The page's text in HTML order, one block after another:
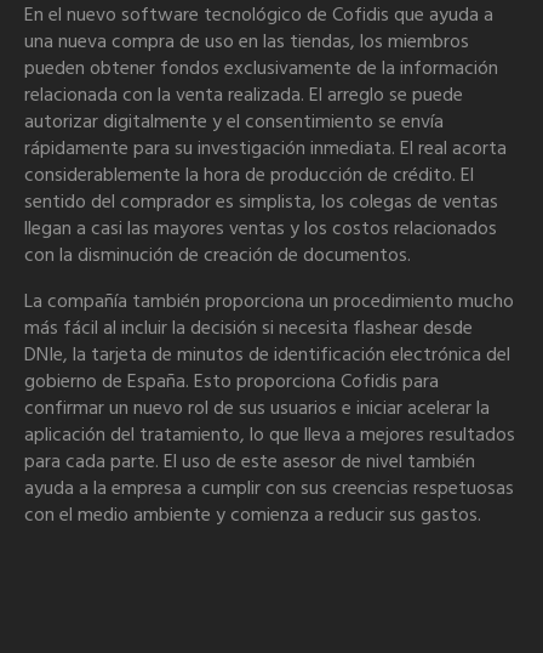
En el nuevo software tecnológico de Cofidis que ayuda a
una nueva compra de uso en las tiendas, los miembros
pueden obtener fondos exclusivamente de la información
relacionada con la venta realizada. El arreglo se puede
autorizar digitalmente y el consentimiento se envía
rápidamente para su investigación inmediata. El real acorta
considerablemente la hora de producción de crédito. El
sentido del comprador es simplista, los colegas de ventas
llegan a casi las mayores ventas y los costos relacionados
con la disminución de creación de documentos.
La compañía también proporciona un procedimiento mucho
más fácil al incluir la decisión si necesita flashear desde
DNIe, la tarjeta de minutos de identificación electrónica del
gobierno de España. Esto proporciona Cofidis para
confirmar un nuevo rol de sus usuarios e iniciar acelerar la
aplicación del tratamiento, lo que lleva a mejores resultados
para cada parte. El uso de este asesor de nivel también
ayuda a la empresa a cumplir con sus creencias respetuosas
con el medio ambiente y comienza a reducir sus gastos.